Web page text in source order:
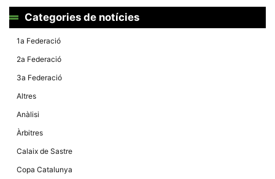
Categories de notícies
1a Federació
2a Federació
3a Federació
Altres
Anàlisi
Àrbitres
Calaix de Sastre
Copa Catalunya
incrementes